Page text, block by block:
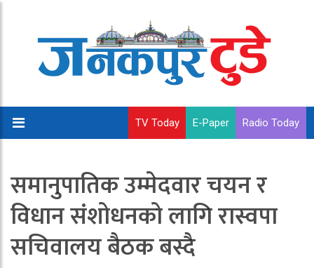
TV Today E-Paper Radio Today
समानुपातिक उम्मेदवार चयन र
विधान संशोधनको लागि रास्वपा
सचिवालय बैठक बस्दै